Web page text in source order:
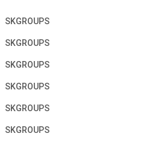
SKGROUPS
SKGROUPS
SKGROUPS
SKGROUPS
SKGROUPS
SKGROUPS